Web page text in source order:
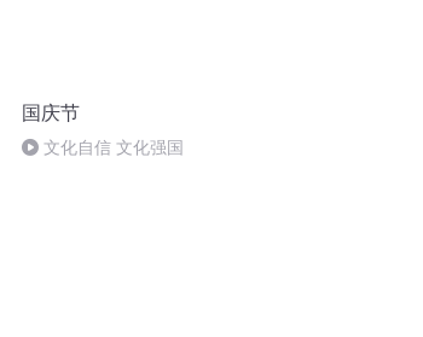
国庆节
文化自信 文化强国